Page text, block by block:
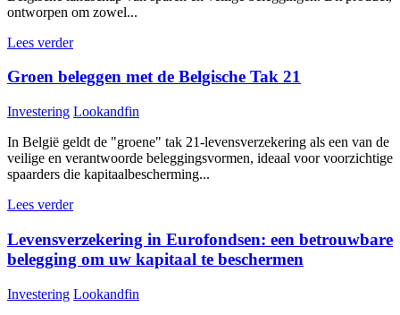
ontworpen om zowel...
Lees verder
Groen beleggen met de Belgische Tak 21
Investering Lookandfin
In België geldt de "groene" tak 21-levensverzekering als een van de
veilige en verantwoorde beleggingsvormen, ideaal voor voorzichtige
spaarders die kapitaalbescherming...
Lees verder
Levensverzekering in Eurofondsen: een betrouwbare
belegging om uw kapitaal te beschermen
Investering Lookandfin